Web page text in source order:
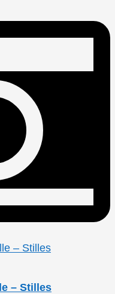
– Stilles